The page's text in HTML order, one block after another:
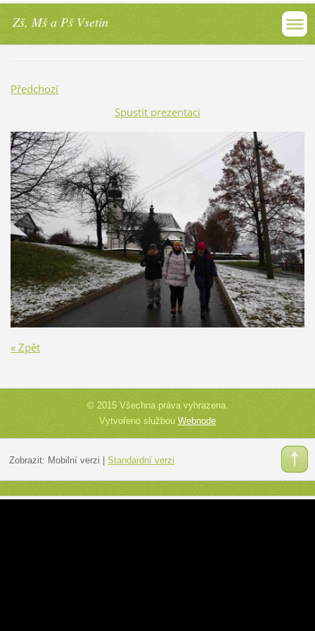
Zš, Mš a Pš Vsetín
Předchozí
Spustit prezentaci
« Zpět
© 2015 Všechna práva vyhrazena.
Vytvořeno službouWebnode
Zobrazit: Mobilní verzi Standardní verzi